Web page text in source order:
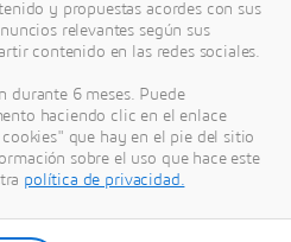
de prensa y recursos de
Systèmes.
y propuestas acordes con sus
relevantes según sus
contenido en las redes sociales.
durante 6 meses. Puede
haciendo clic en el enlace
que hay en el pie del sitio
sobre el uso que hace este
política de privacidad.